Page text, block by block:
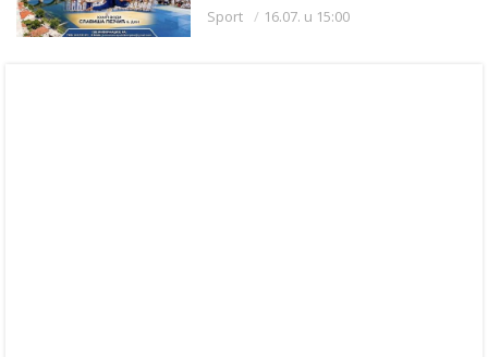
Sport 16.07. u 15:00